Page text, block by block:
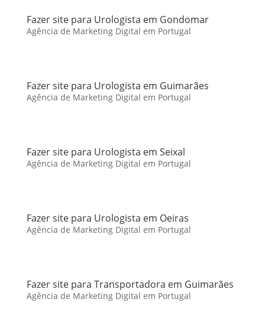
Fazer site para Urologista em Gondomar
Agência de Marketing Digital em Portugal
Fazer site para Urologista em Guimarães
Agência de Marketing Digital em Portugal
Fazer site para Urologista em Seixal
Agência de Marketing Digital em Portugal
Fazer site para Urologista em Oeiras
Agência de Marketing Digital em Portugal
Fazer site para Transportadora em Guimarães
Agência de Marketing Digital em Portugal